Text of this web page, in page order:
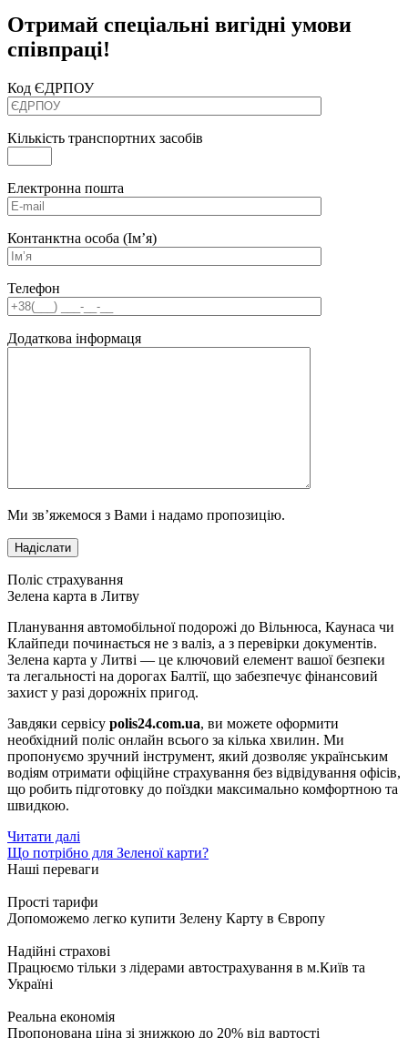
Отримай спеціальні вигідні умови
співпраці!
Код ЄДРПОУ
Кількість транспортних засобів
Електронна пошта
Контанктна особа (Ім’я)
Телефон
Додаткова інформаця
Ми зв’яжемося з Вами і надамо пропозицію.
Поліс страхування
Зелена карта в Литву
Планування автомобільної подорожі до Вільнюса, Каунаса чи
Клайпеди починається не з валіз, а з перевірки документів.
Зелена карта у Литві — це ключовий елемент вашої безпеки
та легальності на дорогах Балтії, що забезпечує фінансовий
захист у разі дорожніх пригод.
Завдяки сервісу polis24.com.ua, ви можете оформити
необхідний поліс онлайн всього за кілька хвилин. Ми
пропонуємо зручний інструмент, який дозволяє українським
водіям отримати офіційне страхування без відвідування офісів,
що робить підготовку до поїздки максимально комфортною та
швидкою.
Читати далі
Що потрібно для Зеленої карти?
Наші переваги
Прості тарифи
Допоможемо легко купити Зелену Карту в Європу
Надійні страхові
Працюємо тільки з лідерами автострахування в м.Київ та
Україні
Реальна економія
Пропонована ціна зі знижкою до 20% від вартості